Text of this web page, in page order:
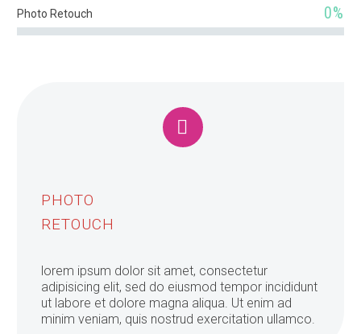
Photo Retouch 0%


PHOTO
RETOUCH
lorem ipsum dolor sit amet, consectetur
adipisicing elit, sed do eiusmod tempor incididunt
ut labore et dolore magna aliqua. Ut enim ad
minim veniam, quis nostrud exercitation ullamco.